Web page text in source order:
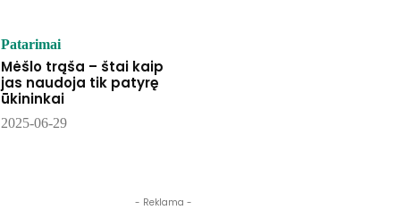
Patarimai
Mėšlo trąša – štai kaip
jas naudoja tik patyrę
ūkininkai
2025-06-29
- Reklama -